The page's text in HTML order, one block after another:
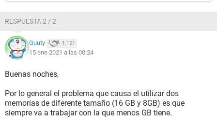
RESPUESTA 2 / 2
Guuty 1.121
15 ene 2021 a las 00:24
Buenas noches,
Por lo general el problema que causa el utilizar dos
memorias de diferente tamaño (16 GB y 8GB) es que
siempre va a trabajar con la que menos GB tiene.